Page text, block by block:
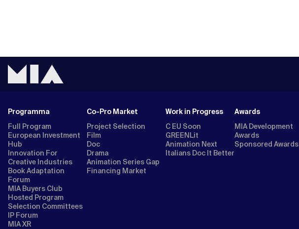
Programma
Full Program
European Investment
Hub
Innovation For
Creative Industries
Book Adaptation
Forum
MIA Buyers Club
Hosted Program
Selection Committees
IP Forum
MIA XR
Co-Pro Market
Project Selection
Film
Doc
Drama
Animation Series Gap
Financing Market
Work in Progress
C EU Soon
GREENLit
Animation Next
Italians Doc It Better
Awards
MIA Development
Awards
Sponsored Awards